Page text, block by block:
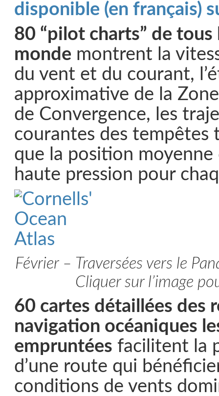
disponible (en français)
80 “pilot charts” de tous
monde montrent la
du vent et du courant,
approximative de la
de Convergence, les
courantes des tempêtes
que la position moyenne
haute pression pour
Février – Traversées vers le
Cliquer sur l’image
60 cartes détaillées des
navigation océaniques
empruntées facilitent la
d’une route qui
conditions de vents